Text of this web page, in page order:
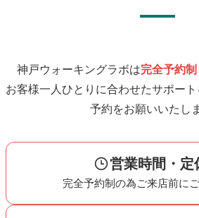
神戸ウォーキングラボは完全予約制
お客様一人ひとりに合わせたサポー
予約をお願いいたし
営業時間・定
完全予約制の為ご来店前に